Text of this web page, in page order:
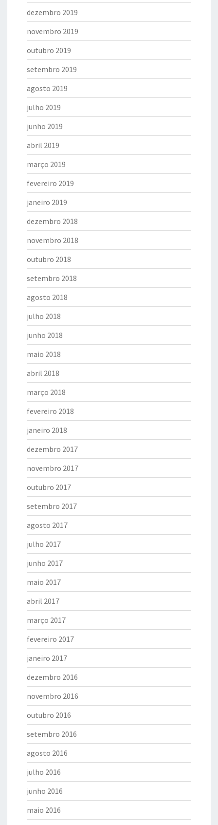
dezembro 2019
novembro 2019
outubro 2019
setembro 2019
agosto 2019
julho 2019
junho 2019
abril 2019
março 2019
fevereiro 2019
janeiro 2019
dezembro 2018
novembro 2018
outubro 2018
setembro 2018
agosto 2018
julho 2018
junho 2018
maio 2018
abril 2018
março 2018
fevereiro 2018
janeiro 2018
dezembro 2017
novembro 2017
outubro 2017
setembro 2017
agosto 2017
julho 2017
junho 2017
maio 2017
abril 2017
março 2017
fevereiro 2017
janeiro 2017
dezembro 2016
novembro 2016
outubro 2016
setembro 2016
agosto 2016
julho 2016
junho 2016
maio 2016